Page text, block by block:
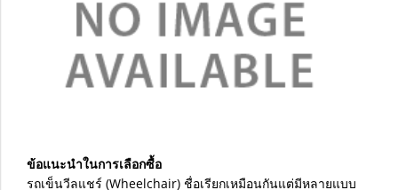
ข้อแนะนำในการเลือกซื้อ
รถเข็นวีลแชร์ (Wheelchair) ชื่อเรียกเหมือนกันแต่มีหลายแบบ